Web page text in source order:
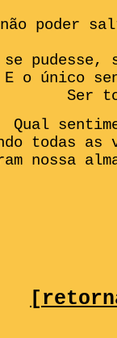
poder
se
E o único
Ser
Qual
todas as
nossa